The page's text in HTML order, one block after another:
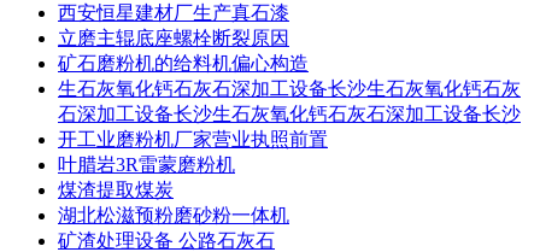
西安恒星建材厂生产真石漆
立磨主辊底座螺栓断裂原因
矿石磨粉机的给料机偏心构造
生石灰氧化钙石灰石深加工设备长沙生石灰氧化钙石灰
石深加工设备长沙生石灰氧化钙石灰石深加工设备长沙
开工业磨粉机厂家营业执照前置
叶腊岩3R雷蒙磨粉机
煤渣提取煤炭
湖北松滋预粉磨砂粉一体机
矿渣处理设备 公路石灰石